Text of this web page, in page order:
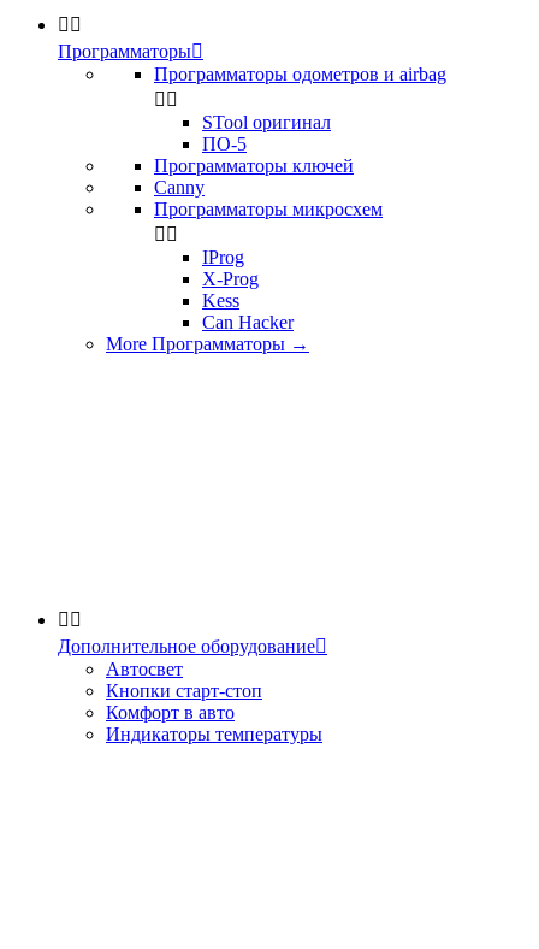
 
Программаторы
Программаторы одометров и airbag
 
STool оригинал
ПО-5
Программаторы ключей
Canny
Программаторы микросхем
 
IProg
X-Prog
Kess
Can Hacker
More Программаторы →
 
Дополнительное оборудование
Автосвет
Кнопки старт-стоп
Комфорт в авто
Индикаторы температуры